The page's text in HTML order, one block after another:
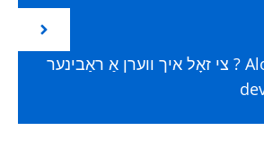
צי זאָל איך ווערן אַ ראַבינער ? Alors devrais-je